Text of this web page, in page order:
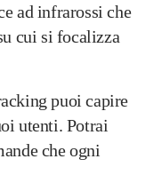
ad infrarossi che
cui si focalizza
puoi capire
utenti. Potrai
che ogni